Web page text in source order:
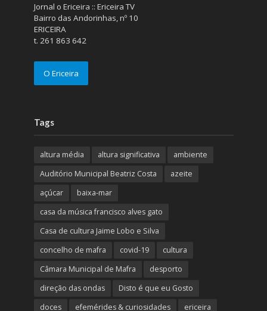
Jornal o Ericeira :: Ericeira TV
Bairro das Andorinhas, nº 10
ERICEIRA
t. 261 863 642
O Ericeira
Tags
altura média altura significativa
ambiente
Auditório Municipal Beatriz Costa
azeite
açúcar
baixa-mar
casa da música francisco alves gato
Casa de cultura Jaime Lobo e Silva
concelho de mafra
covid-19
cultura
Câmara Municipal de Mafra
desporto
direção das ondas
Disto é que eu Gosto
doces
efemérides & curiosidades ericeira